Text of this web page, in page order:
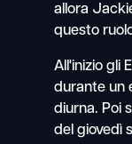
allora
questo
All'inizio gli
durante un
diurna. Poi
del giovedì